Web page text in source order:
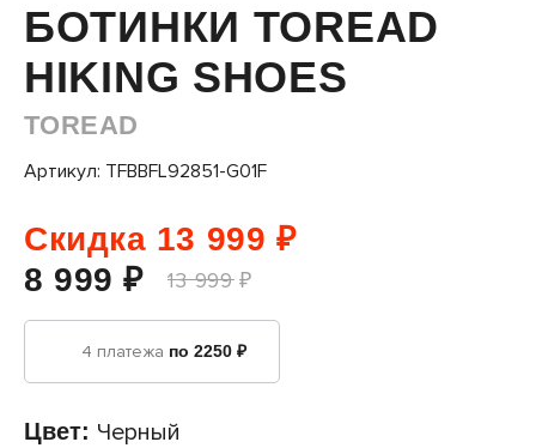
БОТИНКИ TOREAD
HIKING SHOES
TOREAD
Артикул: TFBBFL92851-G01F
Скидка 13 999 ₽
8 999 ₽
13 999 ₽
4 платежа по 2250 ₽
Цвет: Черный